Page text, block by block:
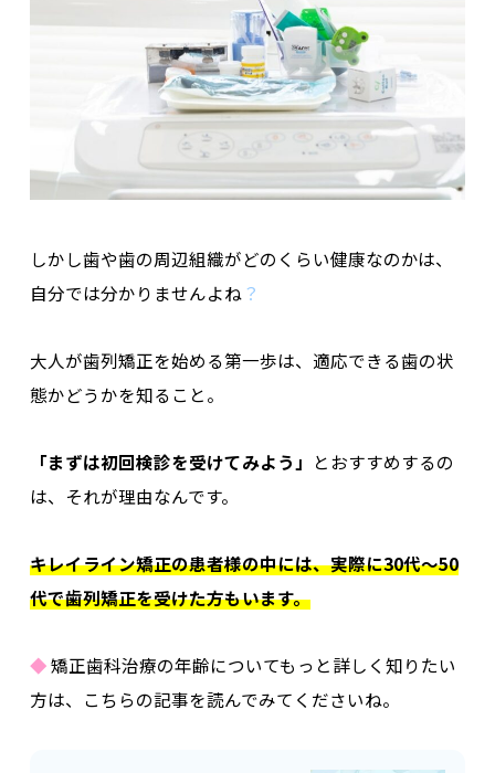
しかし歯や歯の周辺組織がどのくらい健康なのかは、
自分では分かりませんよね？
大人が歯列矯正を始める第一歩は、適応できる歯の状
態かどうかを知ること。
「まずは初回検診を受けてみよう」 とおすすめするの
は、それが理由なんです。
キレイライン矯正の患者様の中には、実際に30代～50
代で歯列矯正を受けた方もいます。
◆矯正歯科治療の年齢についてもっと詳しく知りたい
方は、こちらの記事を読んでみてくださいね。